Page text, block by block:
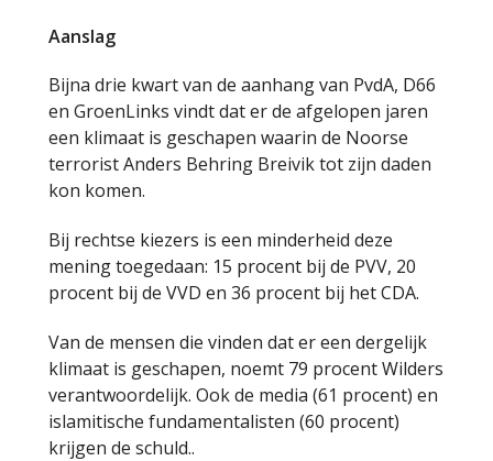
Aanslag
Bijna drie kwart van de aanhang van PvdA, D66
en GroenLinks vindt dat er de afgelopen jaren
een klimaat is geschapen waarin de Noorse
terrorist Anders Behring Breivik tot zijn daden
kon komen.
Bij rechtse kiezers is een minderheid deze
mening toegedaan: 15 procent bij de PVV, 20
procent bij de VVD en 36 procent bij het CDA.
Van de mensen die vinden dat er een dergelijk
klimaat is geschapen, noemt 79 procent Wilders
verantwoordelijk. Ook de media (61 procent) en
islamitische fundamentalisten (60 procent)
krijgen de schuld..